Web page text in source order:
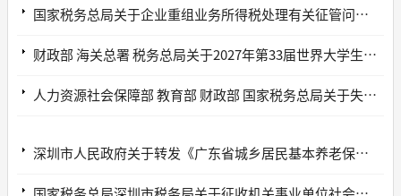
国家税务总局关于企业重组业务所得税处理有关征管问题的公告
财政部 海关总署 税务总局关于2027年第33届世界大学生冬季运动会税收政策的通知
人力资源社会保障部 教育部 财政部 国家税务总局关于失业保险支持企业稳岗扩岗的通知
深圳市人民政府关于转发《广东省城乡居民基本养老保险实施办法》的通知